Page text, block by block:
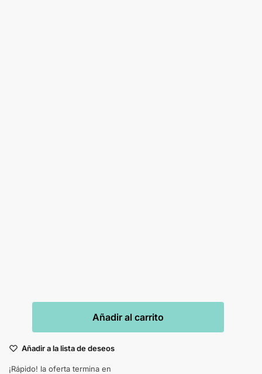
Añadir al carrito
Añadir a la lista de deseos
¡Rápido! la oferta termina en